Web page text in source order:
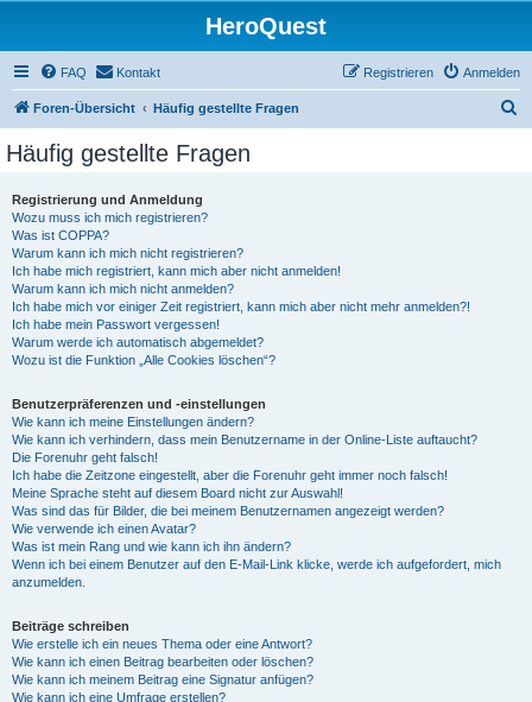
HeroQuest
FAQ Kontakt Anmelden
Registrieren
Foren-Übersicht Häufig gestellte Fragen
Häufig gestellte Fragen
Registrierung und Anmeldung
Wozu muss ich mich registrieren?
Was ist COPPA?
Warum kann ich mich nicht registrieren?
Ich habe mich registriert, kann mich aber nicht anmelden!
Warum kann ich mich nicht anmelden?
Ich habe mich vor einiger Zeit registriert, kann mich aber nicht mehr anmelden?!
Ich habe mein Passwort vergessen!
Warum werde ich automatisch abgemeldet?
Wozu ist die Funktion „Alle Cookies löschen“?
Benutzerpräferenzen und -einstellungen
Wie kann ich meine Einstellungen ändern?
Wie kann ich verhindern, dass mein Benutzername in der Online-Liste auftaucht?
Die Forenuhr geht falsch!
Ich habe die Zeitzone eingestellt, aber die Forenuhr geht immer noch falsch!
Meine Sprache steht auf diesem Board nicht zur Auswahl!
Was sind das für Bilder, die bei meinem Benutzernamen angezeigt werden?
Wie verwende ich einen Avatar?
Was ist mein Rang und wie kann ich ihn ändern?
Wenn ich bei einem Benutzer auf den E-Mail-Link klicke, werde ich aufgefordert, mich
anzumelden.
Beiträge schreiben
Wie erstelle ich ein neues Thema oder eine Antwort?
Wie kann ich einen Beitrag bearbeiten oder löschen?
Wie kann ich meinem Beitrag eine Signatur anfügen?
Wie kann ich eine Umfrage erstellen?